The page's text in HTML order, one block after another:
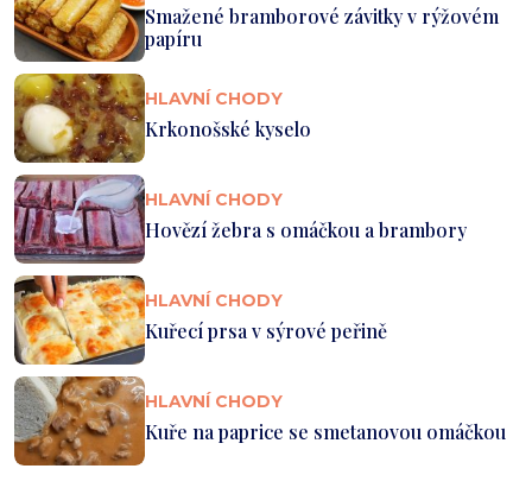
Smažené bramborové závitky v rýžovém
papíru
HLAVNÍ CHODY
Krkonošské kyselo
HLAVNÍ CHODY
Hovězí žebra s omáčkou a brambory
HLAVNÍ CHODY
Kuřecí prsa v sýrové peřině
HLAVNÍ CHODY
Kuře na paprice se smetanovou omáčkou